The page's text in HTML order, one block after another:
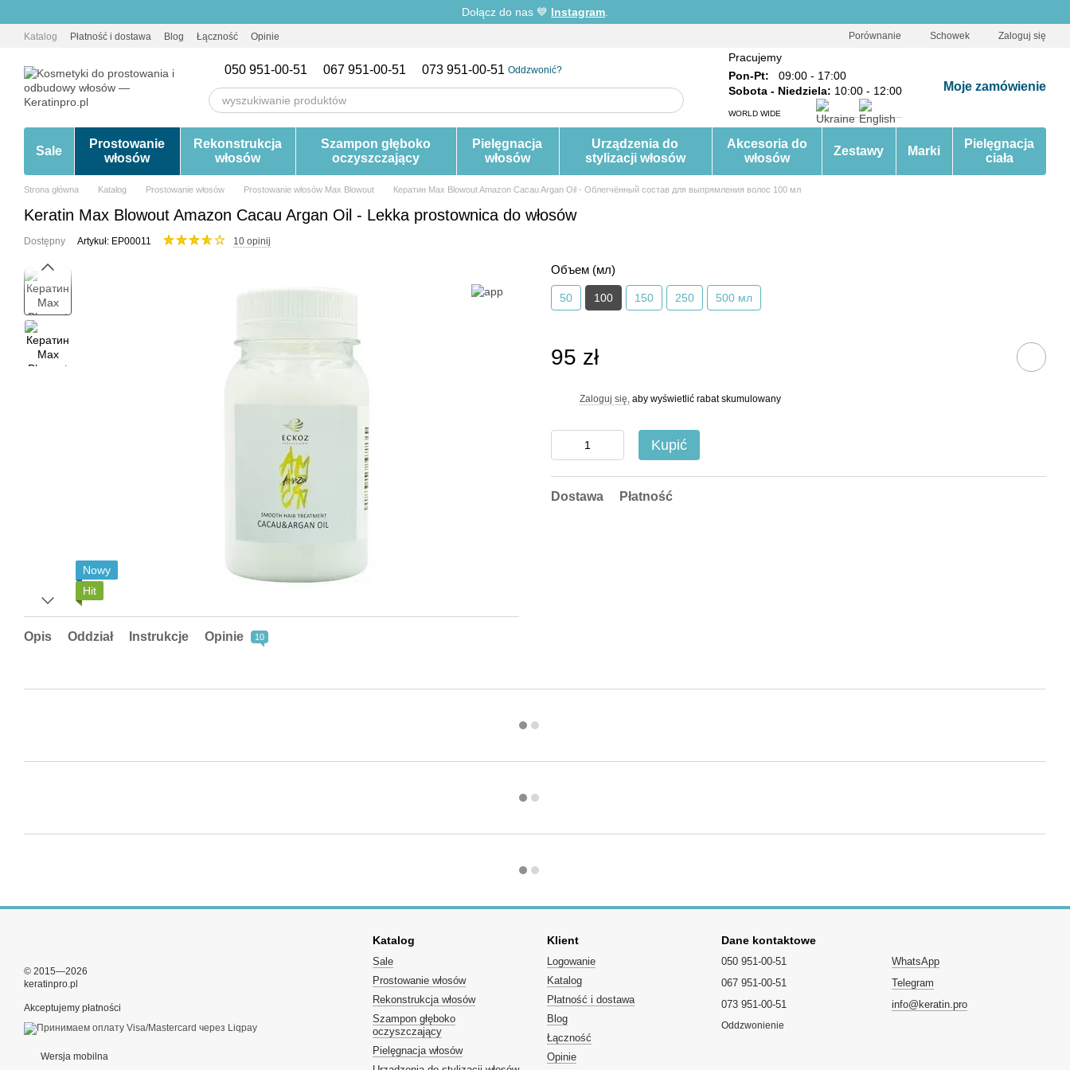
Dołącz do nas 💙 Instagram
Katalog Płatność i dostawa Blog Łączność Opinie Porównanie Schowek Zaloguj się
050 951-00-51 067 951-00-51 073 951-00-51 Oddzwonić?
Pracujemy
Pon-Pt:
09:00 - 17:00
Sobota - Niedziela: 10:00 - 12:00
WORLD WIDE
Moje zamówienie
Sale
Prostowanie
włosów
Rekonstrukcja
włosów
Szampon głęboko
oczyszczający
Pielęgnacja
włosów
Urządzenia do
stylizacji włosów
Akcesoria do
włosów
Zestawy Marki
Pielęgnacja
ciała
Strona główna Katalog Prostowanie włosów Prostowanie włosów Max Blowout Кератин Max Blowout Amazon Cacau Argan Oil - Облегчённый состав для выпрямления волос 100 мл
Keratin Max Blowout Amazon Cacau Argan Oil - Lekka prostownica do włosów
Dostępny Artykuł: EP00011 10 opinij
Nowy
Hit
Opis Oddział Instrukcje Opinie 10
Объем (мл)
50 100 150 250 500 мл
95 zł
Zaloguj się, aby wyświetlić rabat skumulowany
Kupić
Dostawa Płatność
© 2015—2026
keratinpro.pl
Akceptujemy płatności
Wersja mobilna
Katalog
Sale
Prostowanie włosów
Rekonstrukcja włosów
Szampon głęboko
oczyszczający
Pielęgnacja włosów
Klient
Logowanie
Katalog
Płatność i dostawa
Blog
Łączność
Opinie
Dane kontaktowe
050 951-00-51
067 951-00-51
073 951-00-51
Oddzwonienie
WhatsApp
Telegram
info@keratin.pro